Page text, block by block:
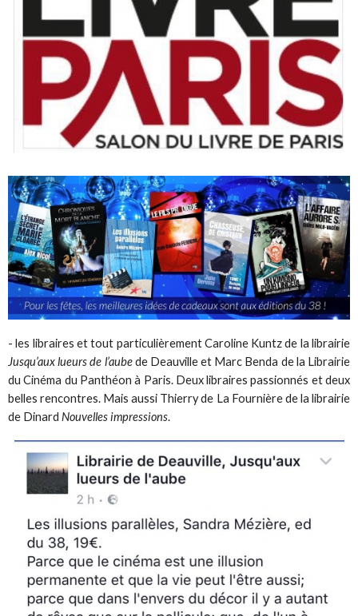
- les libraires et tout particulièrement Caroline Kuntz de la librairie
Jusqu’aux lueurs de l’aubede Deauville et Marc Benda de la Librairie
du Cinéma du Panthéon à Paris. Deux libraires passionnés et deux
belles rencontres. Mais aussi Thierry de La Fournière de la librairie
de DinardNouvelles impressions.